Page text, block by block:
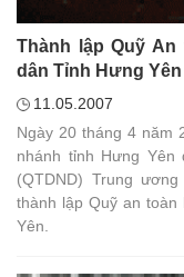
Thành lập Quỹ
dân Tỉnh Hưng Yên
11.05.2007
Ngày 20 tháng 4 năm
nhánh tỉnh Hưng
(QTDND) Trung
thành lập Quỹ an
Yên.